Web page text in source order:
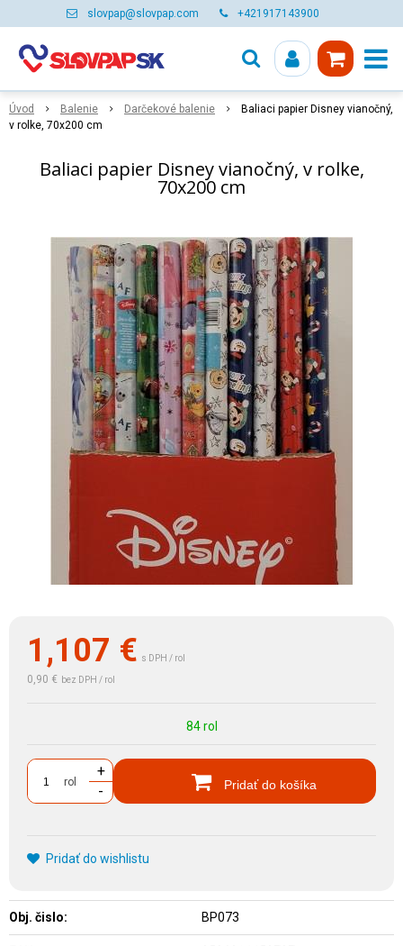
slovpap@slovpap.com +421917143900
Úvod Balenie Darčekové balenie
Baliaci papier Disney vianočný,
v rolke, 70x200 cm
Baliaci papier Disney vianočný, v rolke,
70x200 cm
1,107 € s DPH / rol
0,90 € bez DPH / rol
84 rol
rol
+
-
Pridať do košíka
Pridať do wishlistu
Obj. čislo: BP073